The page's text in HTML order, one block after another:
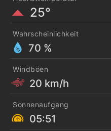
25°
Wahrscheinlichkeit
70 %
Windböen
20 km/h
Sonnenaufgang
05:51